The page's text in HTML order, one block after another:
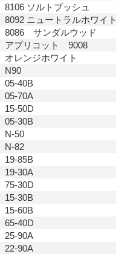
8106 ソルトブッシュ
8092 ニュートラルホワイト
8086 サンダルウッド
アプリコット 9008
オレンジホワイト
N90
05-40B
05-70A
15-50D
05-30B
N-50
N-82
19-85B
19-30A
75-30D
15-30B
15-60B
65-40D
25-90A
22-90A